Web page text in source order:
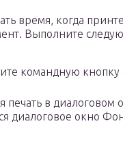
время, когда
Выполните
командную кнопку
печать в диалоговом
диалоговое окно